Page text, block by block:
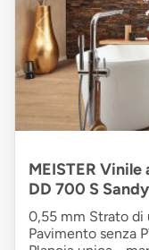
MEISTER
DD 700 S
0,55 mm Strato di
Pavimento senza